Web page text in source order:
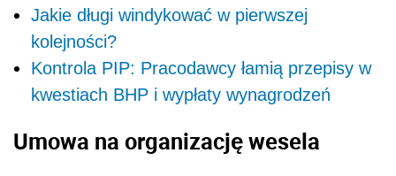
Jakie długi windykować w pierwszej
kolejności?
Kontrola PIP: Pracodawcy łamią przepisy w
kwestiach BHP i wypłaty wynagrodzeń
Umowa na organizację wesela